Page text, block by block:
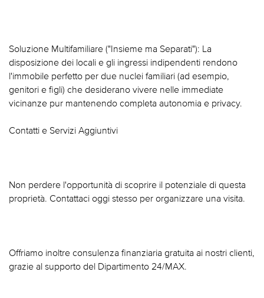
Soluzione Multifamiliare ("Insieme ma Separati"): La
disposizione dei locali e gli ingressi indipendenti rendono
l'immobile perfetto per due nuclei familiari (ad esempio,
genitori e figli) che desiderano vivere nelle immediate
vicinanze pur mantenendo completa autonomia e privacy.
Contatti e Servizi Aggiuntivi
Non perdere l'opportunità di scoprire il potenziale di questa
proprietà. Contattaci oggi stesso per organizzare una visita.
Offriamo inoltre consulenza finanziaria gratuita ai nostri clienti,
grazie al supporto del Dipartimento 24/MAX.